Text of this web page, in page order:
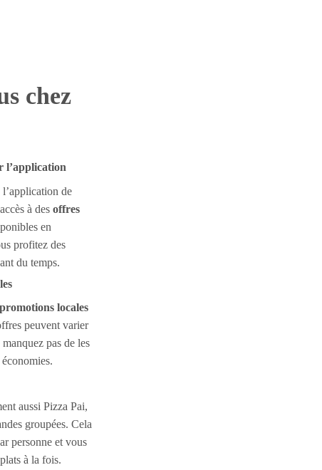
chez
l’application
de
à des offres
en
profitez des
du temps.
promotions locales
peuvent varier
pas de les
aussi Pizza Pai,
groupées. Cela
personne et vous
à la fois.